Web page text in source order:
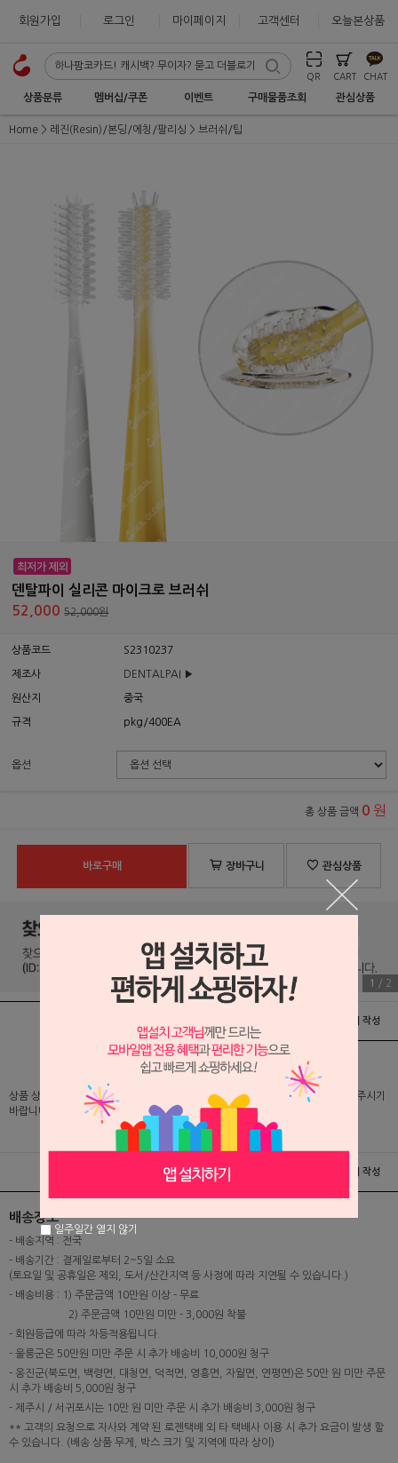
회원가입 로그인 마이페이지 고객센터 오늘본상품
QR CART CHAT
상품분류 멤버십/쿠폰 이벤트 구매물품조회 관심상품
Home 레진(Resin)/본딩/에칭/팔리싱 브러쉬/팁
덴탈파이 실리콘 마이크로 브러쉬
52,00052,000원
상품코드 S2310237
제조사 DENTALPAI ▶
원산지 중국
규격 pkg/400EA
옵션
총 상품 금액 0 원
바로구매 장바구니 관심상품
1 / 2
상품후기 및 평가서 작성
상품 상세 설명 및 실제 구매 가격은 로그인 후 확인 가능하오니 반드시 로그인해 주시기
바랍니다.
배송 및 교환/반품안내 상품후기 및 평가서 작성
배송정보
- 배송지역 : 전국
- 배송기간 : 결제일로부터 2~5일 소요
(토요일 및 공휴일은 제외, 도서/산간지역 등 사정에 따라 지연될 수 있습니다.)
- 배송비용 : 1) 주문금액 10만원 이상 - 무료
2) 주문금액 10만원 미만 - 3,000원 착불
- 회원등급에 따라 차등적용됩니다.
- 울릉군은 50만원 미만 주문 시 추가 배송비 10,000원 청구
- 옹진군(북도면, 백령면, 대청면, 덕적면, 영흥면, 자월면, 연평면)은 50만 원 미만 주문
시 추가 배송비 5,000원 청구
- 제주시 / 서귀포시는 10만 원 미만 주문 시 추가 배송비 3,000원 청구
** 고객의 요청으로 자사와 계약 된 로젠택배 외 타 택배사 이용 시 추가 요금이 발생 할
수 있습니다. (배송 상품 무게, 박스 크기 및 지역에 따라 상이)
일주일간 열지 않기